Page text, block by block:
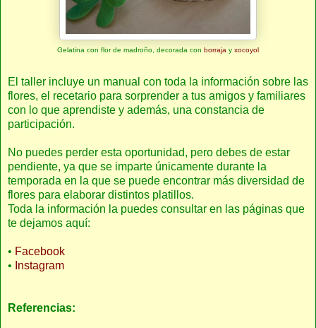
Gelatina con flor de madroño, decorada con borraja y xocoyol
El taller incluye un manual con toda la información sobre las
flores, el recetario para sorprender a tus amigos y familiares
con lo que aprendiste y además, una constancia de
participación.
No puedes perder esta oportunidad, pero debes de estar
pendiente, ya que se imparte únicamente durante la
temporada en la que se puede encontrar más diversidad de
flores para elaborar distintos platillos.
Toda la información la puedes consultar en las páginas que
te dejamos aquí:
• Facebook
• Instagram
Referencias: